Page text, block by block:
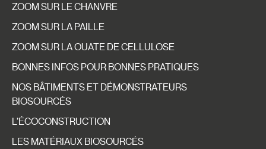
ZOOM SUR LE CHANVRE
ZOOM SUR LA PAILLE
ZOOM SUR LA OUATE DE CELLULOSE
BONNES INFOS POUR BONNES PRATIQUES
NOS BÂTIMENTS ET DÉMONSTRATEURS
BIOSOURCÉS
L’ÉCOCONSTRUCTION
LES MATÉRIAUX BIOSOURCÉS